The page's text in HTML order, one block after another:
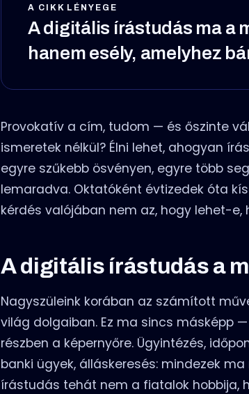
A CIKK LÉNYEGE
A digitális írástudás ma a
hanem esély, amelyhez
Provokatív a cím, tudom — és őszinte
ismeretek nélkül? Élni lehet, ahogyan
egyre szűkebb ösvényen, egyre több
lemaradva. Oktatóként évtizedek óta
kérdés valójában nem az, hogy lehet-
A digitális írástudás a
Nagyszüleink korában az számított
világ dolgaiban. Ez ma sincs másképp
részben a képernyőre. Ügyintézés,
banki ügyek, álláskeresés: mindezek
írástudás tehát nem a fiatalok hobbija,